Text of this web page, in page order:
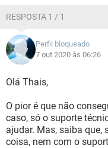
RESPOSTA 1 / 1
Perfil bloqueado
7 out 2020 às 06:26
Olá Thais,
O pior é que não
caso, só o suporte
ajudar. Mas, saiba que,
coisa, nem com o